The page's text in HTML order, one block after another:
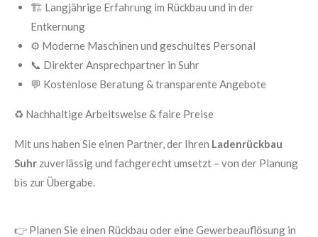
🏗️ Langjährige Erfahrung im Rückbau und in der
Entkernung
⚙️ Moderne Maschinen und geschultes Personal
📞 Direkter Ansprechpartner in Suhr
💬 Kostenlose Beratung & transparente Angebote
♻️ Nachhaltige Arbeitsweise & faire Preise
Mit uns haben Sie einen Partner, der Ihren Ladenrückbau
Suhr zuverlässig und fachgerecht umsetzt – von der Planung
bis zur Übergabe.
👉 Planen Sie einen Rückbau oder eine Gewerbeauflösung in